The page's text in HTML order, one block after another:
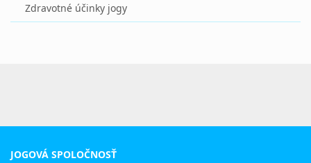
Zdravotné účinky jogy
JOGOVÁ SPOLOČNOSŤ